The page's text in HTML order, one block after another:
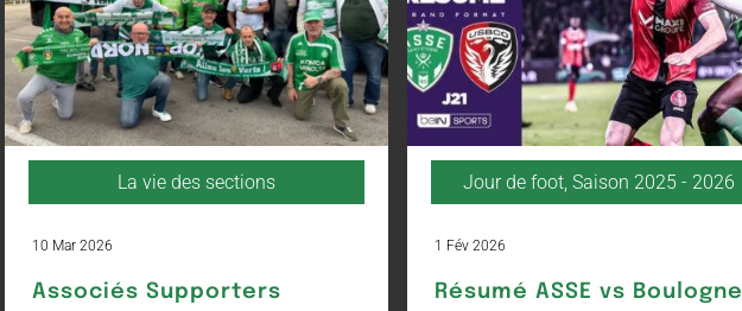
La vie des sections
10 Mar 2026
Associés Supporters
Jour de foot Saison 2025 - 2026
1 Fév 2026
Résumé ASSE vs Boulogne